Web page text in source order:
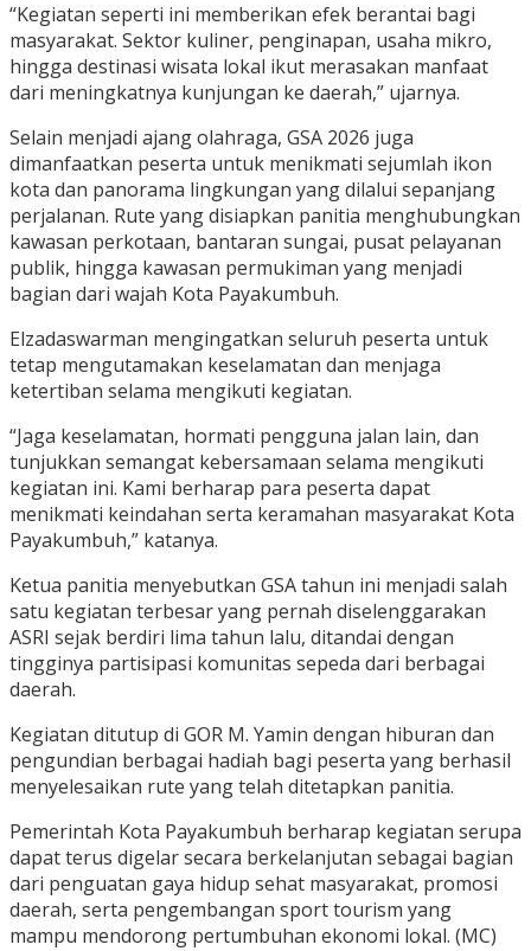
“Kegiatan seperti ini memberikan efek berantai bagi
masyarakat. Sektor kuliner, penginapan, usaha mikro,
hingga destinasi wisata lokal ikut merasakan manfaat
dari meningkatnya kunjungan ke daerah,” ujarnya.
Selain menjadi ajang olahraga, GSA 2026 juga
dimanfaatkan peserta untuk menikmati sejumlah ikon
kota dan panorama lingkungan yang dilalui sepanjang
perjalanan. Rute yang disiapkan panitia menghubungkan
kawasan perkotaan, bantaran sungai, pusat pelayanan
publik, hingga kawasan permukiman yang menjadi
bagian dari wajah Kota Payakumbuh.
Elzadaswarman mengingatkan seluruh peserta untuk
tetap mengutamakan keselamatan dan menjaga
ketertiban selama mengikuti kegiatan.
“Jaga keselamatan, hormati pengguna jalan lain, dan
tunjukkan semangat kebersamaan selama mengikuti
kegiatan ini. Kami berharap para peserta dapat
menikmati keindahan serta keramahan masyarakat Kota
Payakumbuh,” katanya.
Ketua panitia menyebutkan GSA tahun ini menjadi salah
satu kegiatan terbesar yang pernah diselenggarakan
ASRI sejak berdiri lima tahun lalu, ditandai dengan
tingginya partisipasi komunitas sepeda dari berbagai
daerah.
Kegiatan ditutup di GOR M. Yamin dengan hiburan dan
pengundian berbagai hadiah bagi peserta yang berhasil
menyelesaikan rute yang telah ditetapkan panitia.
Pemerintah Kota Payakumbuh berharap kegiatan serupa
dapat terus digelar secara berkelanjutan sebagai bagian
dari penguatan gaya hidup sehat masyarakat, promosi
daerah, serta pengembangan sport tourism yang
mampu mendorong pertumbuhan ekonomi lokal. (MC)